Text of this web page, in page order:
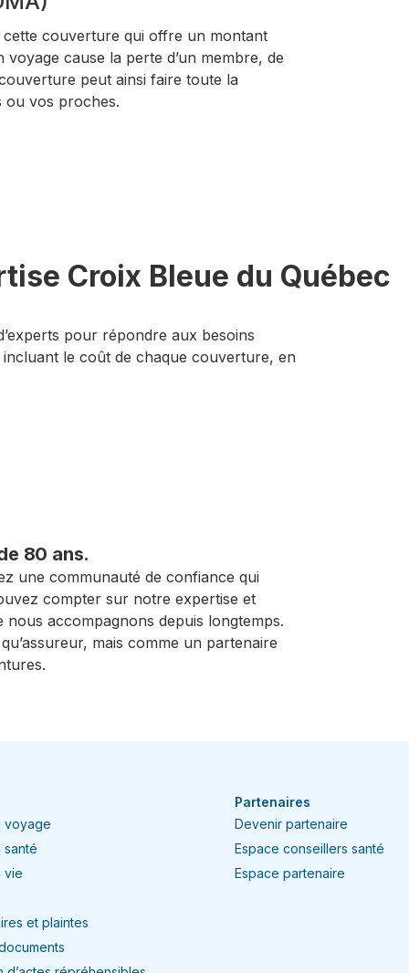
couverture qui offre un montant
cause la perte d’un membre, de
peut ainsi faire toute la
vos proches.
Croix Bleue du Québec
pour répondre aux besoins
le coût de chaque couverture, en
80 ans.​
une communauté de confiance qui
compter sur notre expertise et
accompagnons depuis longtemps.
mais comme un partenaire
voyage
santé
vie
et plaintes
Partenaires
Devenir partenaire
Espace conseillers santé
Espace partenaire